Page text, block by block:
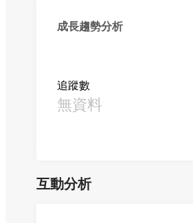
成長趨勢分析
追蹤數
無資料
互動分析